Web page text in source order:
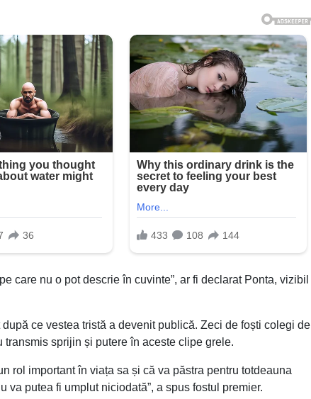
care nu o pot descrie în cuvinte”, ar fi declarat Ponta, vizibil
ce vestea tristă a devenit publică. Zeci de foști colegi de
sprijin și putere în aceste clipe grele.
rol important în viața sa și că va păstra pentru totdeauna
va putea fi umplut niciodată”, a spus fostul premier.